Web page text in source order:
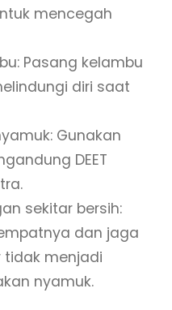
mencegah
Pasang kelambu
diri saat
Gunakan
DEET
sekitar bersih:
dan jaga
tidak menjadi
nyamuk.